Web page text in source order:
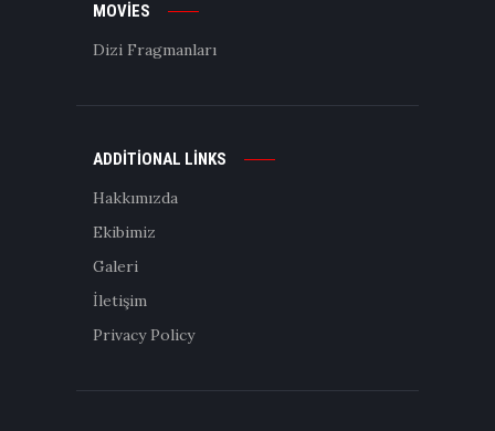
MOVIES
Dizi Fragmanları
ADDITIONAL LINKS
Hakkımızda
Ekibimiz
Galeri
İletişim
Privacy Policy